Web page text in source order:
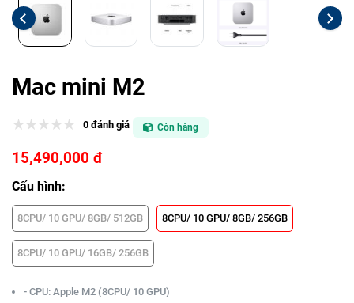
Mac mini M2
0 đánh giá Còn hàng
15,490,000 đ
Cấu hình:
8CPU/ 10 GPU/ 8GB/ 512GB 8CPU/ 10 GPU/ 8GB/ 256GB
8CPU/ 10 GPU/ 16GB/ 256GB
- CPU: Apple M2 (8CPU/ 10 GPU)